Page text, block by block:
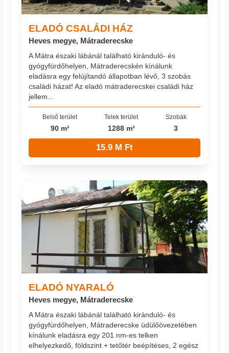
ELADÓ CSALÁDI HÁZ
Heves megye, Mátraderecske
A Mátra északi lábánál található kiránduló- és
gyógyfürdőhelyen, Mátraderecskén kínálunk
eladásra egy felújítandó állapotban lévő, 3 szobás
családi házat! Az eladó mátraderecskei családi ház
jellem...
Belső terület
90 m²
Telek terület
1288 m²
Szobák
3
15.9 M Ft
ELADÓ NYARALÓ
Heves megye, Mátraderecske
A Mátra északi lábánál található kiránduló- és
gyógyfürdőhelyen, Mátraderecske üdülőövezetében
kínálunk eladásra egy 201 nm-es telken
elhelyezkedő, földszint + tetőtér beépítéses, 2 egész